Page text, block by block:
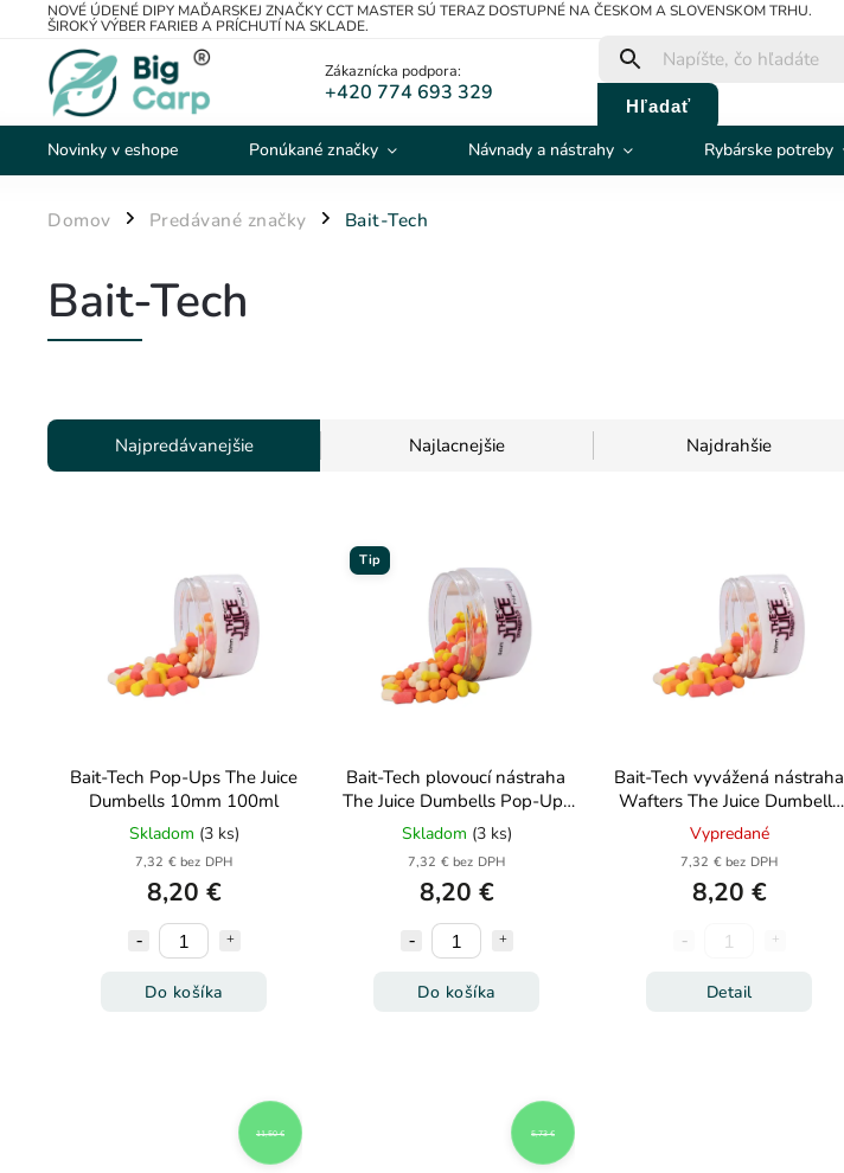
NOVÉ ÚDENÉ DIPY MAĎARSKEJ ZNAČKY CCT MASTER SÚ TERAZ DOSTUPNÉ NA ČESKOM A SLOVENSKOM TRHU.
ŠIROKÝ VÝBER FARIEB A PRÍCHUTÍ NA SKLADE.
Zákaznícka podpora:
+420 774 693 329
Hľadať
Novinky v eshope Ponúkané značky Návnady a nástrahy Rybárske potreby
Domov / Predávané značky / Bait-Tech
Bait-Tech
Najpredávanejšie Najlacnejšie Najdrahšie
Bait-Tech Pop-Ups The Juice
Dumbells 10mm 100ml
Skladom (3 ks)
7,32 € bez DPH
8,20 €
Do košíka
Tip
Bait-Tech plovoucí nástraha
The Juice Dumbells Pop-Ups
8mm 100ml
Skladom (3 ks)
7,32 € bez DPH
8,20 €
Do košíka
Bait-Tech vyvážená nástraha
Wafters The Juice Dumbells
10mm 100ml
Vypredané
7,32 € bez DPH
8,20 €
Detail
11,50 € 5,73 €